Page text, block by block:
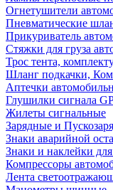
Огнетушители
Пневматические
Прикуриватель
Стяжки для груза
Трос тента,
Шланг подкачки,
Аптечки
Глушилки сигнала
Жилеты сигнальные
Зарядные и
Знаки аварийной
Знаки и наклейки
Компрессоры
Лента